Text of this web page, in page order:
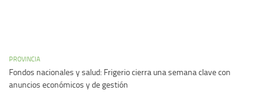
PROVINCIA
Fondos nacionales y salud: Frigerio cierra una semana clave con
anuncios económicos y de gestión